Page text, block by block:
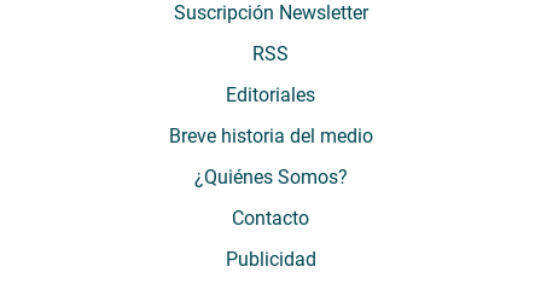
Suscripción Newsletter
RSS
Editoriales
Breve historia del medio
¿Quiénes Somos?
Contacto
Publicidad